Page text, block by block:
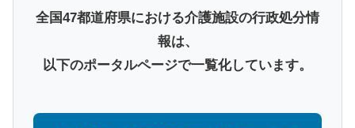
全国47都道府県における介護施設の行政処分情
報は、
以下のポータルページで一覧化しています。